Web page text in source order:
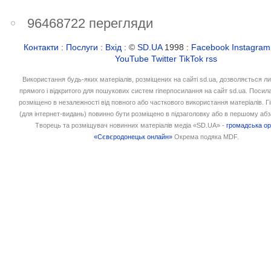
96468722 перегляди
Контакти : Послуги : Вхід : ©SD.UA1998 : Facebook Instagram
YouTube Twitter TikTok rss
Використання будь-яких матеріалів, розміщених на сайті sd.ua, дозволяється
прямого і відкритого для пошукових систем гіперпосилання на сайт sd.ua.
розміщено в незалежності від повного або часткового використання матеріалів.
(для інтернет-видань) повинно бути розміщено в підзаголовку або в першому
Творець та розміщувач новинних матеріалів медіа «SD.UA» -громадська
«Сєвєродонецьк онлайн» Окрема подяка MDF.